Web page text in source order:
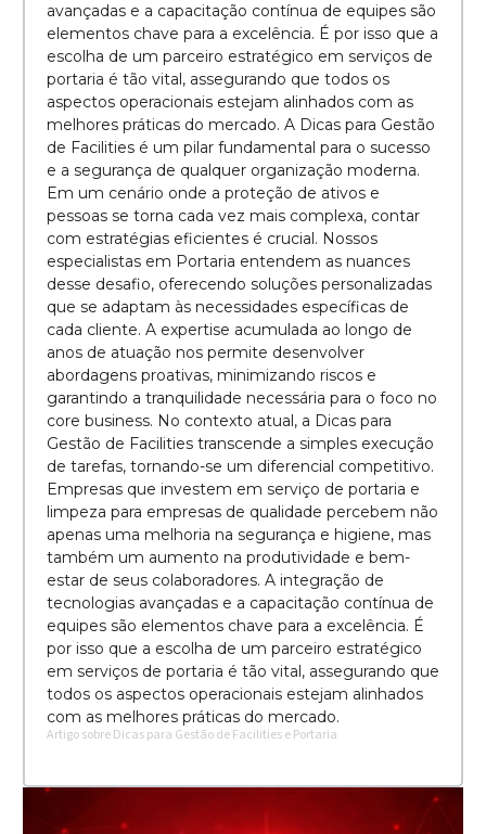
avançadas e a capacitação contínua de equipes são
elementos chave para a excelência. É por isso que a
escolha de um parceiro estratégico em serviços de
portaria é tão vital, assegurando que todos os
aspectos operacionais estejam alinhados com as
melhores práticas do mercado. A Dicas para Gestão
de Facilities é um pilar fundamental para o sucesso
e a segurança de qualquer organização moderna.
Em um cenário onde a proteção de ativos e
pessoas se torna cada vez mais complexa, contar
com estratégias eficientes é crucial. Nossos
especialistas em Portaria entendem as nuances
desse desafio, oferecendo soluções personalizadas
que se adaptam às necessidades específicas de
cada cliente. A expertise acumulada ao longo de
anos de atuação nos permite desenvolver
abordagens proativas, minimizando riscos e
garantindo a tranquilidade necessária para o foco no
core business. No contexto atual, a Dicas para
Gestão de Facilities transcende a simples execução
de tarefas, tornando-se um diferencial competitivo.
Empresas que investem em serviço de portaria e
limpeza para empresas de qualidade percebem não
apenas uma melhoria na segurança e higiene, mas
também um aumento na produtividade e bem-
estar de seus colaboradores. A integração de
tecnologias avançadas e a capacitação contínua de
equipes são elementos chave para a excelência. É
por isso que a escolha de um parceiro estratégico
em serviços de portaria é tão vital, assegurando que
todos os aspectos operacionais estejam alinhados
com as melhores práticas do mercado.
Artigo sobre Dicas para Gestão de Facilities e Portaria